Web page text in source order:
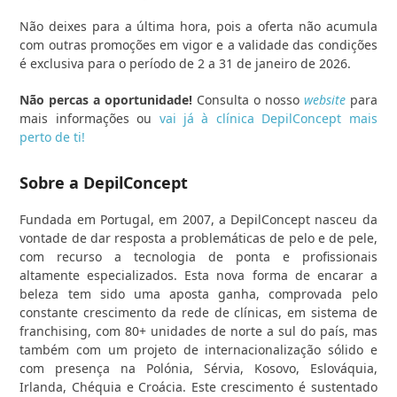
Não deixes para a última hora, pois a oferta não acumula
com outras promoções em vigor e a validade das condições
é exclusiva para o período de 2 a 31 de janeiro de 2026.
Não percas a oportunidade! Consulta o nosso websitepara
mais informações ou vai já à clínica DepilConcept mais
perto de ti!
Sobre a DepilConcept
Fundada em Portugal, em 2007, a DepilConcept nasceu da
vontade de dar resposta a problemáticas de pelo e de pele,
com recurso a tecnologia de ponta e profissionais
altamente especializados. Esta nova forma de encarar a
beleza tem sido uma aposta ganha, comprovada pelo
constante crescimento da rede de clínicas, em sistema de
franchising, com 80+ unidades de norte a sul do país, mas
também com um projeto de internacionalização sólido e
com presença na Polónia, Sérvia, Kosovo, Eslováquia,
Irlanda, Chéquia e Croácia. Este crescimento é sustentado